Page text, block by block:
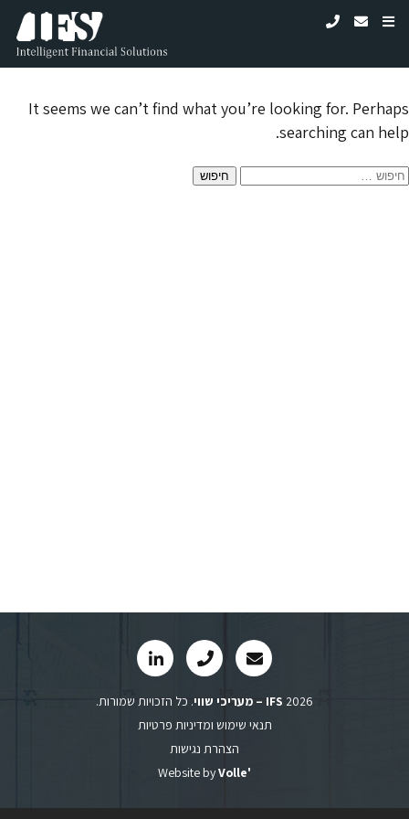
Nothing Found
It seems we can’t find what you’re looking for. Perhaps
searching can help.
חיפוש:
2026 IFS – מעריכי שווי
. כל הזכויות שמורות.
תנאי שימוש ומדיניות פרטיות
הצהרת נגישות
Website byVolle'